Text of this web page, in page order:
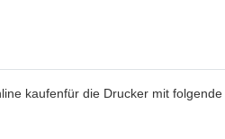
kaufenfür die Drucker mit